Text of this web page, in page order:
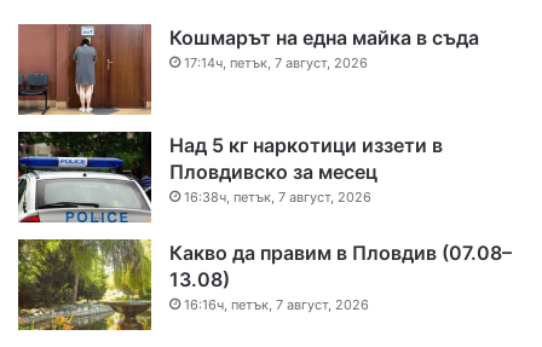
Кошмарът на една майка в съда
17:14ч, петък, 7 август, 2026
Над 5 кг наркотици иззети в
Пловдивско за месец
16:38ч, петък, 7 август, 2026
Какво да правим в Пловдив (07.08–
13.08)
16:16ч, петък, 7 август, 2026